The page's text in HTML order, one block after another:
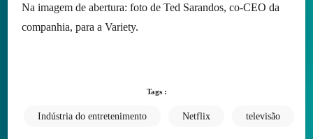
Na imagem de abertura: foto de Ted Sarandos, co-CEO da
companhia, para a Variety.
Tags :
Indústria do entretenimento Netflix televisão